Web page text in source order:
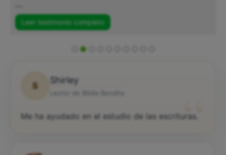
Leer testimonio completo
S
Shirley
“
Me ha ayudado en el estudio de las escrituras.